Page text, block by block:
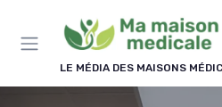
LE MÉDIA DES MAISONS